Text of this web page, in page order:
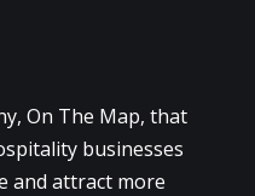
On The Map, that
businesses
and attract more